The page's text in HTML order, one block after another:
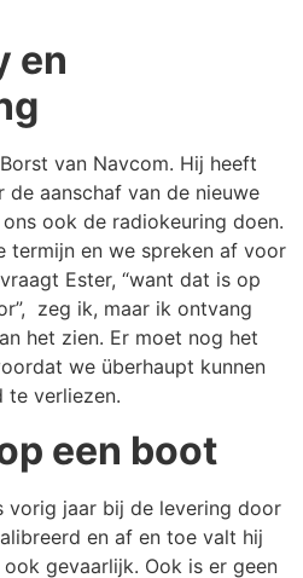
en
van Navcom. Hij heeft
aanschaf van de nieuwe
ook de radiokeuring doen.
termijn en we spreken af voor
Ester, “want dat is op
zeg ik, maar ik ontvang
het zien. Er moet nog het
we überhaupt kunnen
te verliezen.
een boot
vorig jaar bij de levering door
en af en toe valt hij
gevaarlijk. Ook is er geen